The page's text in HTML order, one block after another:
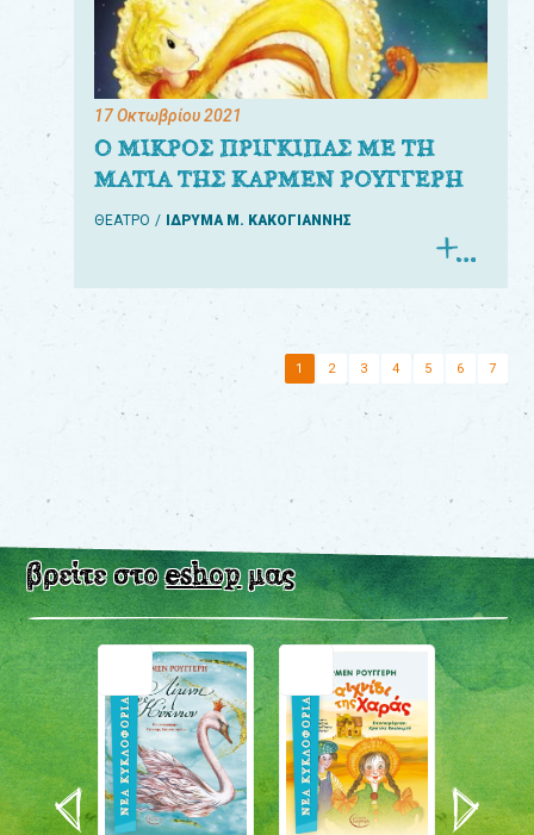
17 Οκτωβρίου 2021
Ο ΜΙΚΡΟΣ ΠΡΙΓΚΙΠΑΣ ΜΕ ΤΗ
ΜΑΤΙΑ ΤΗΣ ΚΑΡΜΕΝ ΡΟΥΓΓΕΡΗ
ΘΕΑΤΡΟ ΙΔΡΥΜΑ Μ. ΚΑΚΟΓΙΑΝΝΗΣ
1 2 3 4 5 6 7
βρείτε στοeshopμας